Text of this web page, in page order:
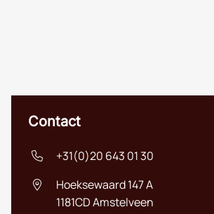
Contact
+31(0)20 643 01 30
Hoeksewaard 147 A
1181CDAmstelveen